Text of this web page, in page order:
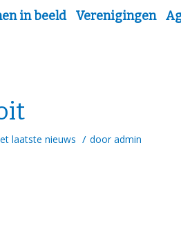
in beeld Verenigingen
laatste nieuws / door admin